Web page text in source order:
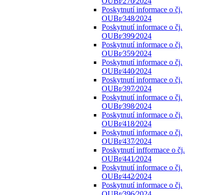
Poskytnutí informace o čj.
OUBr⁄348⁄2024
Poskytnutí informace o čj.
OUBr⁄399⁄2024
Poskytnutí informace o čj.
OUBr⁄359⁄2024
Poskytnutí informace o čj.
OUBr⁄440⁄2024
Poskytnutí informace o čj.
OUBr⁄397⁄2024
Poskytnutí informace o čj.
OUBr⁄398⁄2024
Poskytnutí informace o čj.
OUBr⁄418⁄2024
Poskytnutí informace o čj.
OUBr⁄437⁄2024
Poskytnutí infformace o čj.
OUBr⁄441⁄2024
Poskytnutí informace o čj.
OUBr⁄442⁄2024
Poskytnutí informace o čj.